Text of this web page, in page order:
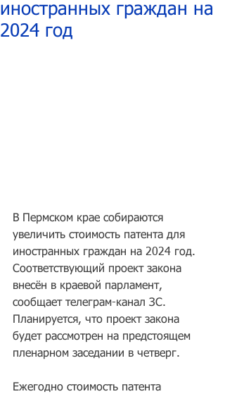
иностранных граждан на
2024 год
В Пермском крае собираются
увеличить стоимость патента для
иностранных граждан на 2024 год.
Соответствующий проект закона
внесён в краевой парламент,
сообщает телеграм-канал ЗС.
Планируется, что проект закона
будет рассмотрен на предстоящем
пленарном заседании в четверг.
Ежегодно стоимость патента